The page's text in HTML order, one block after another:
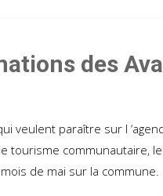
des
veulent paraître sur l
tourisme communautaire,
de mai sur la commune.